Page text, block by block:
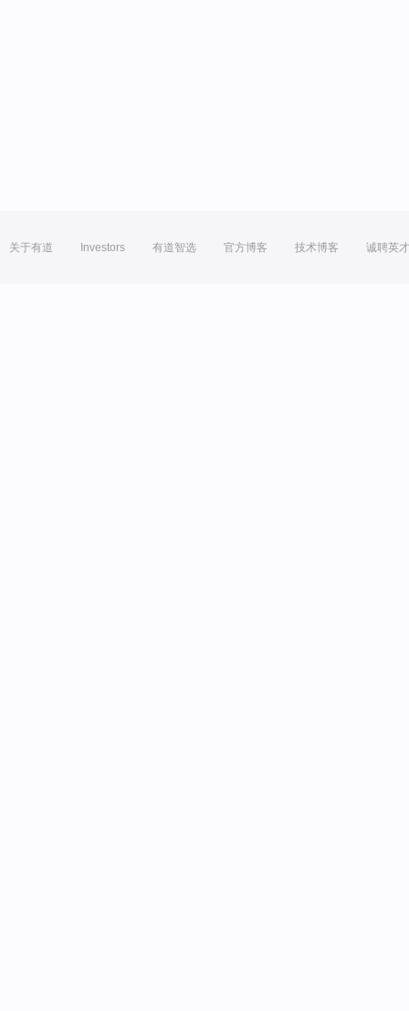
关于有道 Investors 有道智选 官方博客 技术博客 诚聘英才